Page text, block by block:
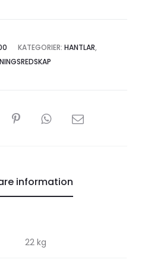
KATEGORIER: HANTLAR,
information
22 kg